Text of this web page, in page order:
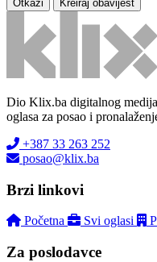
Otkaži Kreiraj obavijest
Dio Klix.ba digitalnog
oglasa za posao i
+387 33 263 252
posao@klix.ba
Brzi linkovi
Početna Svi oglasi
Za poslodavce